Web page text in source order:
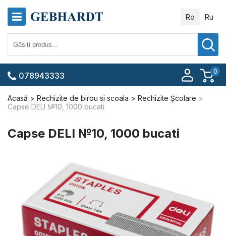
Ro Ru
0
078943333
Acasă Rechizite de birou si scoala
Rechizite Școlare
Capse DELI №10, 1000 bucati
Capse DELI №10, 1000 bucati